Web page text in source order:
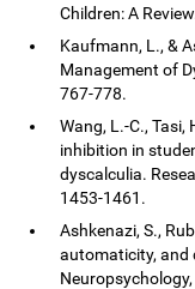
Children: A
Kaufmann, L., &
Management of
767-778.
Wang, L.-C.,
inhibition in
dyscalculia.
1453-1461.
Ashkenazi, S.,
automaticity, and